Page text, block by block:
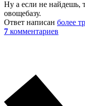
Ну а если не найдешь,
овощебазу.
Ответ написан более
7 комментариев